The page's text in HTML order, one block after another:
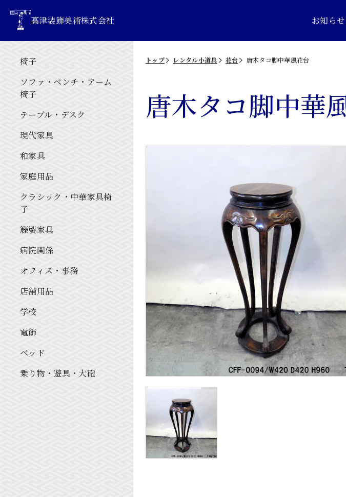
高津装飾美術株式会社 お知らせ
椅子
ソファ・ベンチ・アーム
椅子
テーブル・デスク
現代家具
和家具
家庭用品
クラシック・中華家具椅
子
籐製家具
病院関係
オフィス・事務
店舗用品
学校
電飾
ベッド
乗り物・遊具・大砲
トップ レンタル小道具 花台 唐木タコ脚中華風花台
唐木タコ脚中華